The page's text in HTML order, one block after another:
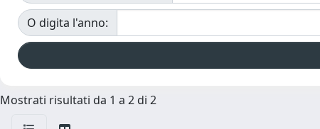
O digita l'anno:
Mostrati risultati da 1 a 2 di 2